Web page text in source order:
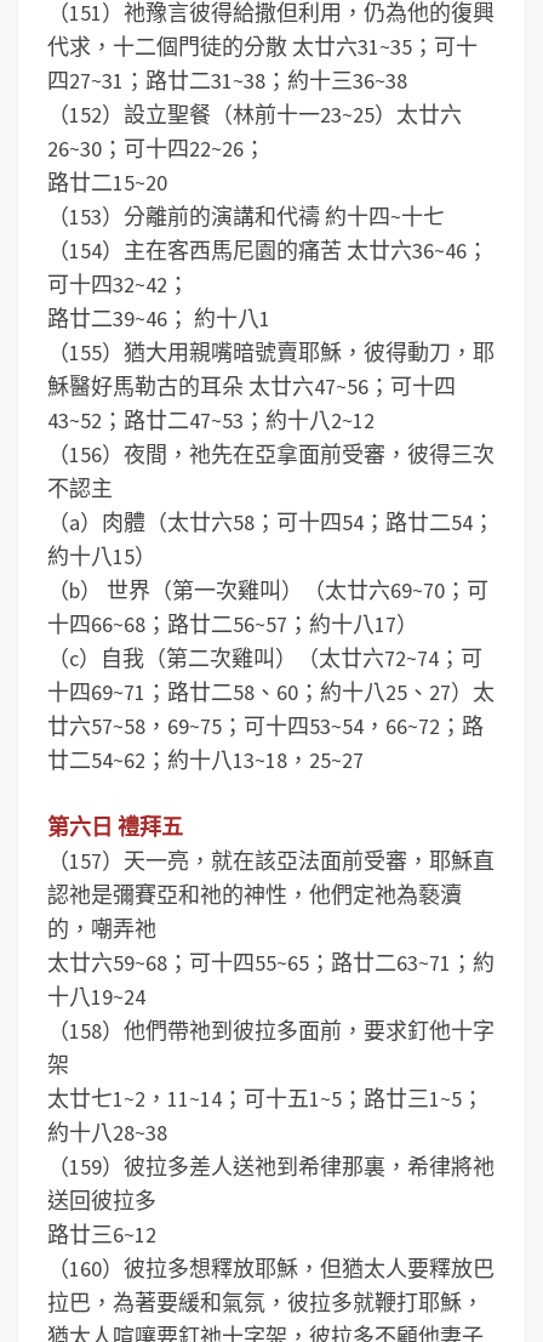
（151）祂豫言彼得給撒但利用，仍為他的復興
代求，十二個門徒的分散 太廿六31~35；可十
四27~31；路廿二31~38；約十三36~38
（152）設立聖餐（林前十一23~25）太廿六
26~30；可十四22~26；
路廿二15~20
（153）分離前的演講和代禱 約十四~十七
（154）主在客西馬尼園的痛苦 太廿六36~46；
可十四32~42；
路廿二39~46； 約十八1
（155）猶大用親嘴暗號賣耶穌，彼得動刀，耶
穌醫好馬勒古的耳朵 太廿六47~56；可十四
43~52；路廿二47~53；約十八2~12
（156）夜間，祂先在亞拿面前受審，彼得三次
不認主
（a）肉體（太廿六58；可十四54；路廿二54；
約十八15）
（b） 世界（第一次雞叫）（太廿六69~70；可
十四66~68；路廿二56~57；約十八17）
（c）自我（第二次雞叫）（太廿六72~74；可
十四69~71；路廿二58、60；約十八25、27）太
廿六57~58，69~75；可十四53~54，66~72；路
廿二54~62；約十八13~18，25~27
第六日 禮拜五
（157）天一亮，就在該亞法面前受審，耶穌直
認祂是彌賽亞和祂的神性，他們定祂為褻瀆
的，嘲弄祂
太廿六59~68；可十四55~65；路廿二63~71；約
十八19~24
（158）他們帶祂到彼拉多面前，要求釘他十字
架
太廿七1~2，11~14；可十五1~5；路廿三1~5；
約十八28~38
（159）彼拉多差人送祂到希律那裏，希律將祂
送回彼拉多
路廿三6~12
（160）彼拉多想釋放耶穌，但猶太人要釋放巴
拉巴，為著要緩和氣氛，彼拉多就鞭打耶穌，